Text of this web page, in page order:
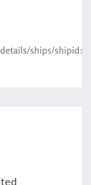
ships/